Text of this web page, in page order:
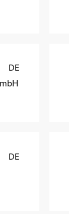
DE
DE